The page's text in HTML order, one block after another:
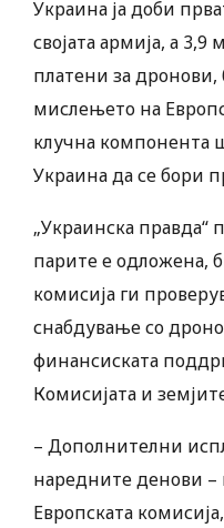
Украина ја доби
својата армија, а
платени за
мислењето на
клучна компонента
Украина да се бори
„Украинска правда“
парите е одложена,
комисија ги
снабдување со
финансиската
Комисијата и
– Дополнителни
наредните денови –
Европската